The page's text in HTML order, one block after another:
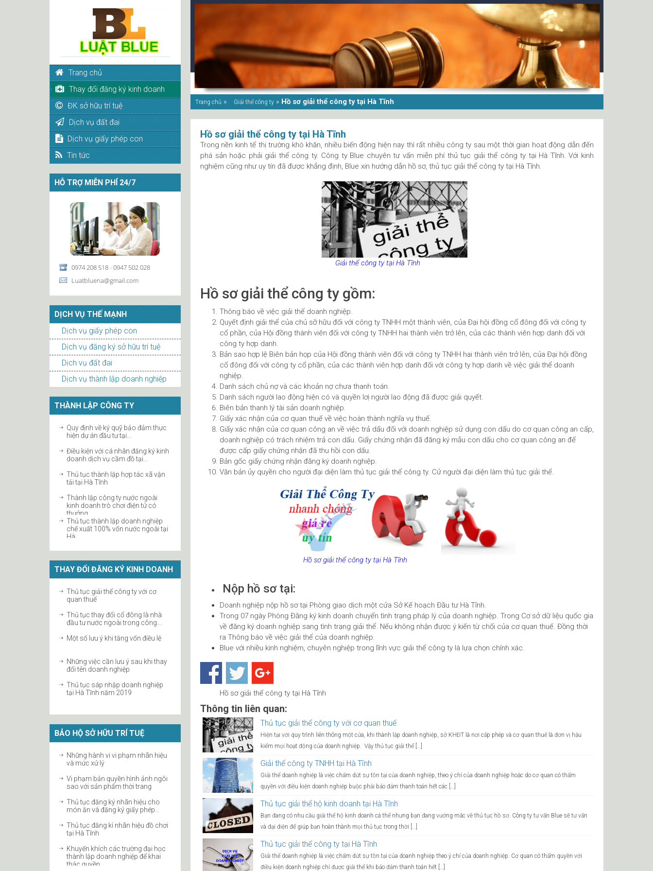
Trang chủ
Thay đổi đăng ký kinh doanh
ĐK sở hữu trí tuệ
Dịch vụ đất đai
Dịch vụ giấy phép con
Tin tức
HỖ TRỢ MIỄN PHÍ 24/7
0974 208 518 - 0947 502 028
Luatbluena@gmail.com
DỊCH VỤ THẾ MẠNH
Dịch vụ giấy phép con
Dịch vụ đăng ký sở hữu trí tuệ
Dịch vụ đất đai
Dịch vụ thành lập doanh nghiệp
THÀNH LẬP CÔNG TY
Quy định về ký quỹ bảo đảm thực
Điều kiện với cá nhân đăng ký kinh
doanh dịch vụ cầm đồ tại...
Thủ tục thành lập hợp tác xã vận
tải tại Hà Tĩnh
Thành lập công ty nước ngoài
kinh doanh trò chơi điện tử có
thưởng...
Thủ tục thành lập doanh nghiệp
chế xuất 100% vốn nước ngoài tại
Hà...
Điều kiện thành lập công ty quản lý
quỹ
Thủ tục thành lập địa điểm kinh
ĐIỀU KIỆN KINH DOANH BẤT
Thủ tục thành lập doanh nghiệp
sản xuất nông sản tại Hà Tĩnh
Quy định thành lập doanh nghiệp
kinh doanh khách sạn
Quy định về ký quỹ bảo đảm thực
THAY ĐỔI ĐĂNG KÝ KINH DOANH
Thủ tục giải thể công ty với cơ
Thủ tục thay đổi cổ đông là nhà
đầu tư nước ngoài trong công...
Một số lưu ý khi tăng vốn điều lệ
Những việc cần lưu ý sau khi thay
Thủ tục sáp nhập doanh nghiệp
tại Hà Tĩnh năm 2019
Giải thể công ty TNHH tại Hà Tĩnh
Hướng dẫn thay đổi vốn điều lệ
Chấm dứt tư cách thành viên công
Thủ tục tăng vốn điều lệ công ty
2019 tại Hà Tĩnh
Thủ tục thay đổi người đại diện
theo pháp luật với cơ quan thuế
Thủ tục giải thể công ty với cơ
BẢO HỘ SỞ HỮU TRÍ TUỆ
Những hành vi vi phạm nhãn hiệu
Vi phạm bản quyền hình ảnh ngôi
sao với sản phẩm thời trang
Thủ tục đăng ký nhãn hiệu cho
món ăn và đăng ký giấy phép...
Thủ tục đăng kí nhãn hiệu đồ chơi
Khuyến khích các trường đại học
thành lập doanh nghiệp để khai
thác quyền...
Sở hữu trí tuệ trong EVFTA
Trang chủ » Giải thể công ty » Hồ sơ giải thể công ty tại Hà Tĩnh
Hồ sơ giải thể công ty tại Hà Tĩnh
Trong nền kinh tể thị trường khó khăn, nhiều biến động hiện nay thì rất nhiều công ty sau một thời gian hoạt động dẫn đến
phá sản hoặc phải giải thể công ty. Công ty Blue chuyên tư vấn miễn phí thủ tục giải thể công ty tại Hà Tĩnh. Với kinh
nghiệm cũng như uy tín đã được khẳng định, Blue xin hướng dẫn hồ sơ, thủ tục giải thể công ty tại Hà Tĩnh.
Giải thể công ty tại Hà Tĩnh
Hồ sơ giải thể công ty gồm:
Thông báo về việc giải thể doanh nghiệp.
Quyết định giải thể của chủ sỡ hữu đối với công ty TNHH một thành viên, của Đại hội đồng cổ đông đối với công ty
cổ phần, của Hội đồng thành viên đối với công ty TNHH hai thành viên trở lên, của các thành viên hợp danh đối với
công ty hợp danh.
Bản sao hợp lệ Biên bản họp của Hội đồng thành viên đối với công ty TNHH hai thành viên trở lên, của Đại hội đồng
cổ đông đối với công ty cổ phần, của các thành viên hợp danh đối với công ty hợp danh về việc giải thể doanh
nghiệp.
Danh sách chủ nợ và các khoản nợ chưa thanh toán.
Danh sách người lao động hiện có và quyền lơị người lao động đã được giải quyết.
Biên bản thanh lý tài sản doanh nghiệp.
Giấy xác nhận của cơ quan thuế về việc hoàn thành nghĩa vụ thuế.
Giấy xác nhận của cơ quan công an về việc trả dấu đối với doanh nghiệp sử dụng con dấu do cơ quan công an cấp,
doanh nghiệp có trách nhiệm trả con dấu. Giấy chứng nhận đã đăng ký mẫu con dấu cho cơ quan công an để
được cấp giấy chứng nhận đã thu hồi con dấu.
Bản gốc giấy chứng nhận đăng ký doanh nghiệp.
Văn bản ủy quyền cho người đại diện làm thủ tục giải thể công ty. Cử người đại diện làm thủ tục giải thể.
Hồ sơ giải thể công ty tại Hà Tĩnh
Nộp hồ sơ tại:
Doanh nghiệp nộp hồ sơ tại Phòng giao dịch một cửa Sở Kế hoạch Đầu tư Hà Tĩnh.
Trong 07 ngày Phòng Đăng ký kinh doanh chuyển tình trạng pháp lý của doanh nghiệp. Trong Cơ sở dữ liệu quốc gia
về đăng ký doanh nghiệp sang tình trạng giải thể. Nếu không nhận được ý kiến từ chối của cơ quan thuế. Đồng thời
ra Thông báo về việc giải thể của doanh nghiệp.
Blue với nhiều kinh nghiệm, chuyên nghiệp trong lĩnh vực giải thể công ty là lựa chọn chính xác.
Hồ sơ giải thể công ty tại Hà Tĩnh
Thông tin liên quan:
Thủ tục giải thể công ty với cơ quan thuế
Hiện tại với quy trình liên thông một cửa, khi thành lập doanh nghiệp, sở KHĐT là nơi cấp phép và cơ quan thuế là đơn vị hậu
kiểm mọi hoạt động của doanh nghiệp. Vậy thủ tục giải thể […]
Giải thể công ty TNHH tại Hà Tĩnh
Giải thể doanh nghiệp là việc chấm dứt sự tồn tại của doanh nghiệp, theo ý chí của doanh nghiệp hoặc do cơ quan có thẩm
quyền với điều kiện doanh nghiệp buộc phải bảo đảm thanh toán hết các […]
Thủ tục giải thể hộ kinh doanh tại Hà Tĩnh
Bạn đang có nhu cầu giải thể hộ kinh doanh cá thể nhưng bạn đang vướng mắc về thủ tục hồ sơ. Công ty tư vấn Blue sẽ tư vấn
và đại diện để giúp bạn hoàn thành mọi thủ tục trong thời […]
Thủ tục giải thể công ty tại Hà Tĩnh
Giải thể doanh nghiệp là việc chấm dứt sự tồn tại của doanh nghiệp theo ý chí của doanh nghiệp. Cơ quan có thẩm quyền với
điều kiện doanh nghiệp chỉ được giải thể khi bảo đảm thanh toán hết […]